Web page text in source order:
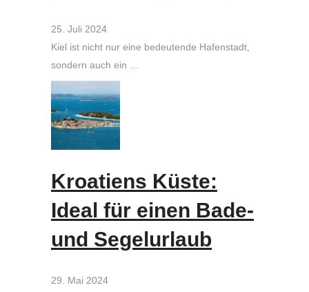
25. Juli 2024
Kiel ist nicht nur eine bedeutende Hafenstadt,
sondern auch ein …
Kroatiens Küste:
Ideal für einen Bade-
und Segelurlaub
29. Mai 2024